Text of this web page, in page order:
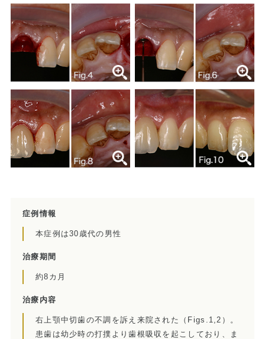
インビザライン・システムとは
治療費
症例集
歯内療法/マイクロエンド
歯内療法とは
当院の治療のポイント
症例集
歯周病治療とは
ペリオドンタルメディスン
再生療法とは
症例情報
本症例は30歳代の男性
治療期間
約8カ月
治療内容
右上顎中切歯の不調を訴え来院された（Figs.1,2）。
患歯は幼少時の打撲より歯根吸収を起こしており、ま